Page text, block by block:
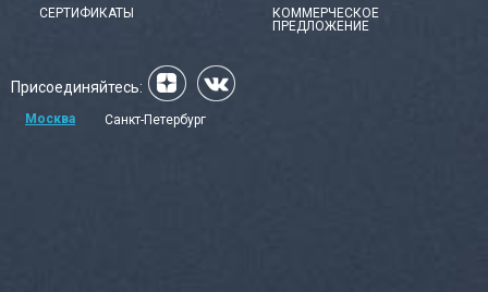
СЕРТИФИКАТЫ
КОММЕРЧЕСКОЕ
ПРЕДЛОЖЕНИЕ
Присоединяйтесь:
Москва Санкт-Петербург